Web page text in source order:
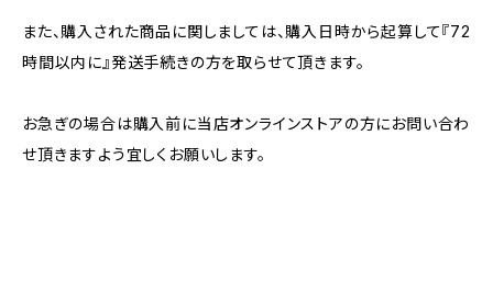
また、購入された商品に関しましては、購入日時から起算して『72
時間以内に』発送手続きの方を取らせて頂きます。
お急ぎの場合は購入前に当店オンラインストアの方にお問い合わ
せ頂きますよう宜しくお願いします。